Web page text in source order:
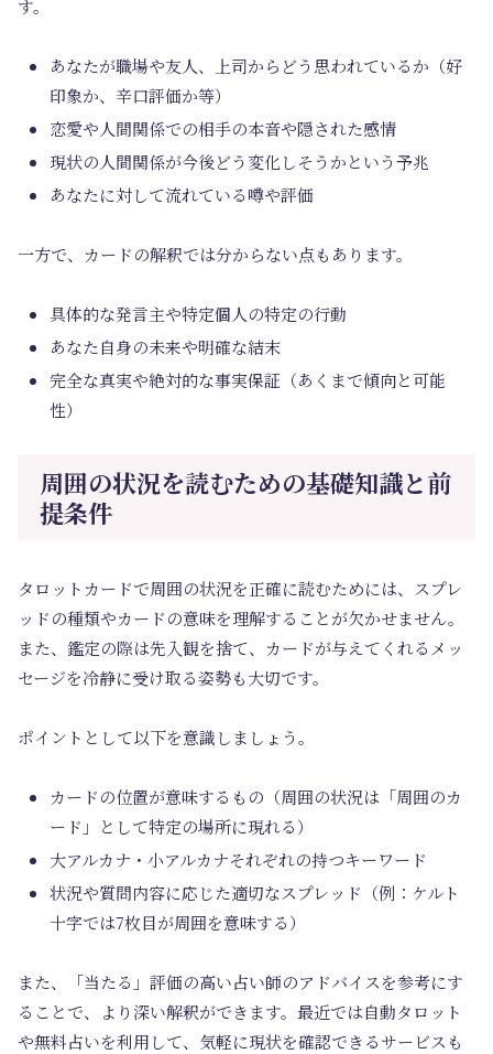
す。
あなたが職場や友人、上司からどう思われているか（好
印象か、辛口評価か等）
恋愛や人間関係での相手の本音や隠された感情
現状の人間関係が今後どう変化しそうかという予兆
あなたに対して流れている噂や評価
一方で、カードの解釈では分からない点もあります。
具体的な発言主や特定個人の特定の行動
あなた自身の未来や明確な結末
完全な真実や絶対的な事実保証（あくまで傾向と可能
性）
周囲の状況を読むための基礎知識と前
提条件
タロットカードで周囲の状況を正確に読むためには、スプレ
ッドの種類やカードの意味を理解することが欠かせません。
また、鑑定の際は先入観を捨て、カードが与えてくれるメッ
セージを冷静に受け取る姿勢も大切です。
ポイントとして以下を意識しましょう。
カードの位置が意味するもの（周囲の状況は「周囲のカ
ード」として特定の場所に現れる）
大アルカナ・小アルカナそれぞれの持つキーワード
状況や質問内容に応じた適切なスプレッド（例：ケルト
十字では7枚目が周囲を意味する）
また、「当たる」評価の高い占い師のアドバイスを参考にす
ることで、より深い解釈ができます。最近では自動タロット
や無料占いを利用して、気軽に現状を確認できるサービスも